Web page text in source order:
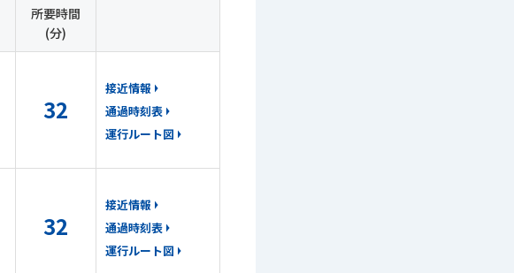
所要時間
(分)
32
接近情報
通過時刻表
運行ルート図
32
接近情報
通過時刻表
運行ルート図